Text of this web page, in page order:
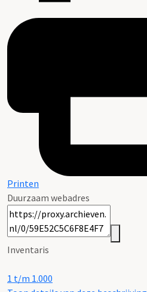
Printen
Duurzaam webadres
Inventaris
1 t/m 1.000